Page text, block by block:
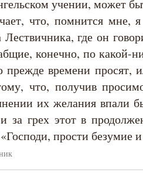
учении, может
что, помнится мне,
Лествичника, где он
конечно, по какой-
времени просят,
что, получив
их желания впали
за грех этот в
прости безумие